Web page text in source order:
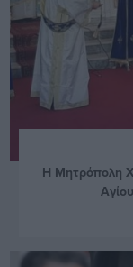
Η Μητρόπολη